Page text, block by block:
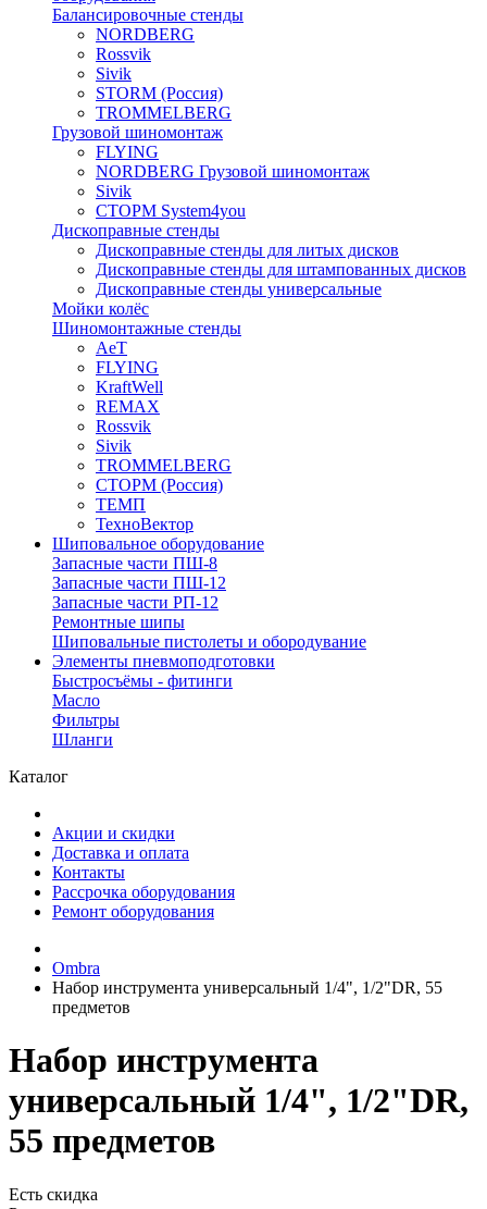
Балансировочные стенды
NORDBERG
Rossvik
Sivik
STORM (Россия)
TROMMELBERG
Грузовой шиномонтаж
FLYING
NORDBERG Грузовой шиномонтаж
Sivik
СТОРМ System4you
Дископравные стенды
Дископравные стенды для литых дисков
Дископравные стенды для штампованных дисков
Дископравные стенды универсальные
Мойки колёс
Шиномонтажные стенды
AeT
FLYING
KraftWell
REMAX
Rossvik
Sivik
TROMMELBERG
СТОРМ (Россия)
ТЕМП
ТехноВектор
Шиповальное оборудование
Запасные части ПШ-8
Запасные части ПШ-12
Запасные части РП-12
Ремонтные шипы
Шиповальные пистолеты и обородувание
Элементы пневмоподготовки
Быстросъёмы - фитинги
Масло
Фильтры
Шланги
Каталог
Акции и скидки
Доставка и оплата
Контакты
Рассрочка оборудования
Ремонт оборудования
Ombra
Набор инструмента универсальный 1/4", 1/2"DR, 55
предметов
Набор инструмента
универсальный 1/4", 1/2"DR,
55 предметов
Есть скидка